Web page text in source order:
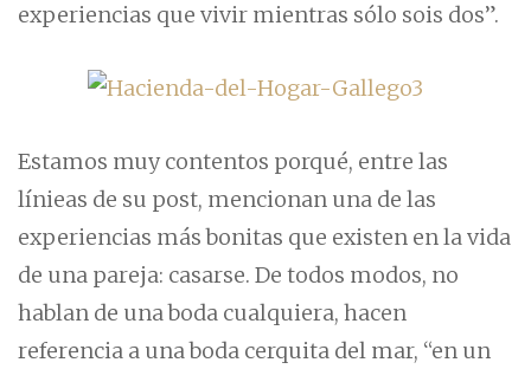
experiencias que vivir mientras sólo sois dos”.
Estamos muy contentos porqué, entre las
línieas de su post, mencionan una de las
experiencias más bonitas que existen en la vida
de una pareja: casarse. De todos modos, no
hablan de una boda cualquiera, hacen
referencia a una boda cerquita del mar, “en un